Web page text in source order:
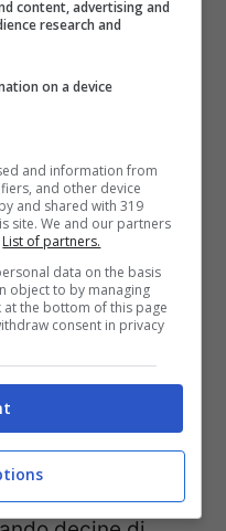
di fango e legno (X
notevole attività
che comprende
dal fiume
6,3 colpì
2023, efu
assestamento.
almeno 4mila
terremoto di
la provincia di
uccidendo più
content, advertising and
research and
on a device
and information from
and other device
and shared with 319
site. We and our partners
List of partners.
data on the basis
object to by managing
the bottom of this page
consent in privacy